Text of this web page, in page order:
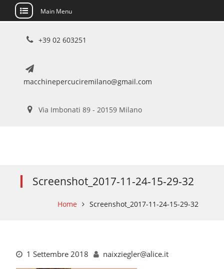
Main Menu
+39 02 603251
macchinepercuciremilano@gmail.com
Via Imbonati 89 - 20159 Milano
Screenshot_2017-11-24-15-29-32
Home Screenshot_2017-11-24-15-29-32
1 Settembre 2018 naixziegler@alice.it